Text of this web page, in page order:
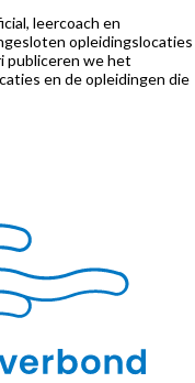
leercoach en
opleidingslocaties
publiceren we het
en de opleidingen die